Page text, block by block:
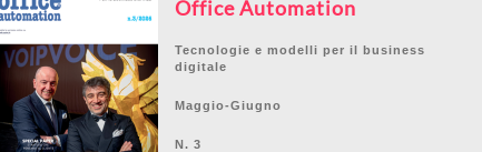
Office Automation
Tecnologie e modelli per il business
digitale
Maggio-Giugno
N. 3